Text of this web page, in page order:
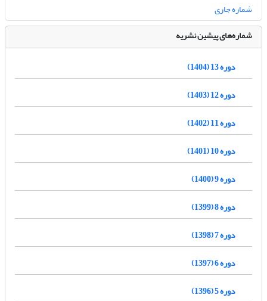
شماره جاری
شماره‌های پیشین نشریه
دوره 13 (1404)
دوره 12 (1403)
دوره 11 (1402)
دوره 10 (1401)
دوره 9 (1400)
دوره 8 (1399)
دوره 7 (1398)
دوره 6 (1397)
دوره 5 (1396)